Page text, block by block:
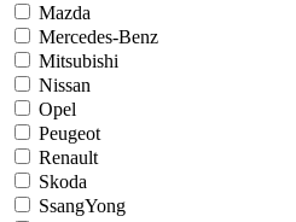
Mazda
Mercedes-Benz
Mitsubishi
Nissan
Opel
Peugeot
Renault
Skoda
SsangYong